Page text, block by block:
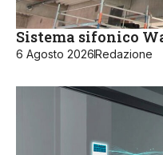
Sistema sifonico
6 Agosto 2026Redazione